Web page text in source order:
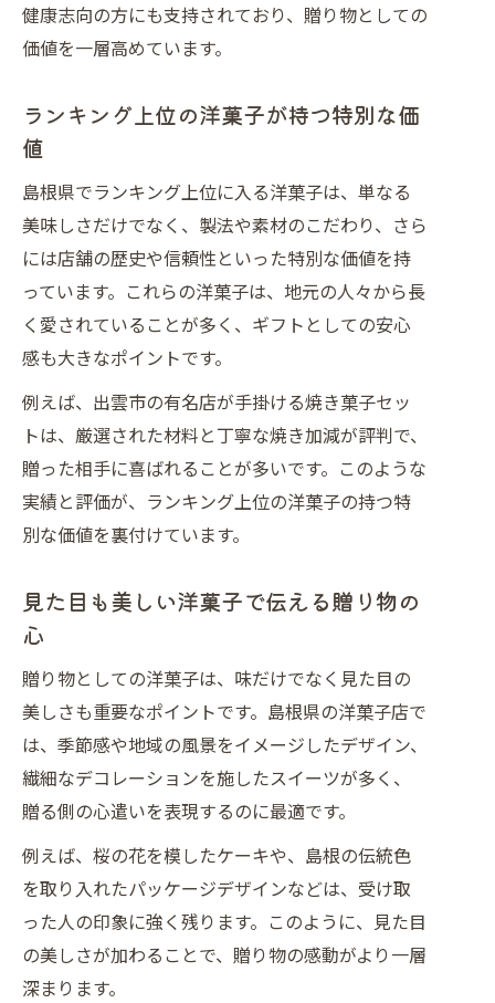
健康志向の方にも支持されており、贈り物としての
価値を一層高めています。
ランキング上位の洋菓子が持つ特別な価
値
島根県でランキング上位に入る洋菓子は、単なる
美味しさだけでなく、製法や素材のこだわり、さら
には店舗の歴史や信頼性といった特別な価値を持
っています。これらの洋菓子は、地元の人々から長
く愛されていることが多く、ギフトとしての安心
感も大きなポイントです。
例えば、出雲市の有名店が手掛ける焼き菓子セッ
トは、厳選された材料と丁寧な焼き加減が評判で、
贈った相手に喜ばれることが多いです。このような
実績と評価が、ランキング上位の洋菓子の持つ特
別な価値を裏付けています。
見た目も美しい洋菓子で伝える贈り物の
心
贈り物としての洋菓子は、味だけでなく見た目の
美しさも重要なポイントです。島根県の洋菓子店で
は、季節感や地域の風景をイメージしたデザイン、
繊細なデコレーションを施したスイーツが多く、
贈る側の心遣いを表現するのに最適です。
例えば、桜の花を模したケーキや、島根の伝統色
を取り入れたパッケージデザインなどは、受け取
った人の印象に強く残ります。このように、見た目
の美しさが加わることで、贈り物の感動がより一層
深まります。